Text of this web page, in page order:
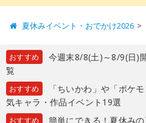
夏休みイベント・おでかけ2026
おすすめ
今週末8/8(土)～8/9(日)
覧
おすすめ
「ちいかわ」や「ポケ
気キャラ・作品イベント19選
おすすめ 簡単にできる！夏休み